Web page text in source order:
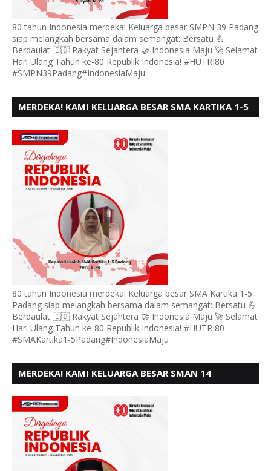
80 tahun Indonesia merdeka! Keluarga besar SMPN 39 Padang
siap melangkah bersama dalam semangat: Bersatu 💪
Berdaulat 🇮🇩 Rakyat Sejahtera 🤝 Indonesia Maju 🚀 Selamat
Hari Ulang Tahun ke-80 Republik Indonesia! #HUTRI80
#SMPN39Padang#IndonesiaMaju
MERDEKA! KAMI KELUARGA BESAR SMA KARTIKA 1-5
BERSATU BERD
80 tahun Indonesia merdeka! Keluarga besar SMA Kartika 1-5
Padang siap melangkah bersama dalam semangat: Bersatu 💪
Berdaulat 🇮🇩 Rakyat Sejahtera 🤝 Indonesia Maju 🚀 Selamat
Hari Ulang Tahun ke-80 Republik Indonesia! #HUTRI80
#SMAKartika1-5Padang#IndonesiaMaju
MERDEKA! KAMI KELUARGA BESAR SMAN 14